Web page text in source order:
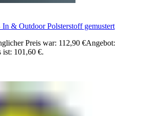
& Outdoor Polsterstoff gemustert
Preis war: 112,90 €Angebot:
ist: 101,60 €.